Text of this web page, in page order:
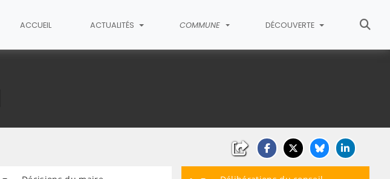
ACCUEIL ACTUALITÉS COMMUNE DÉCOUVERTE